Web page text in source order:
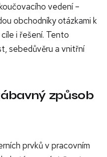
vedení –
obchodníky otázkami k
i řešení. Tento
sebedůvěru a vnitřní
způsob
prvků v pracovním